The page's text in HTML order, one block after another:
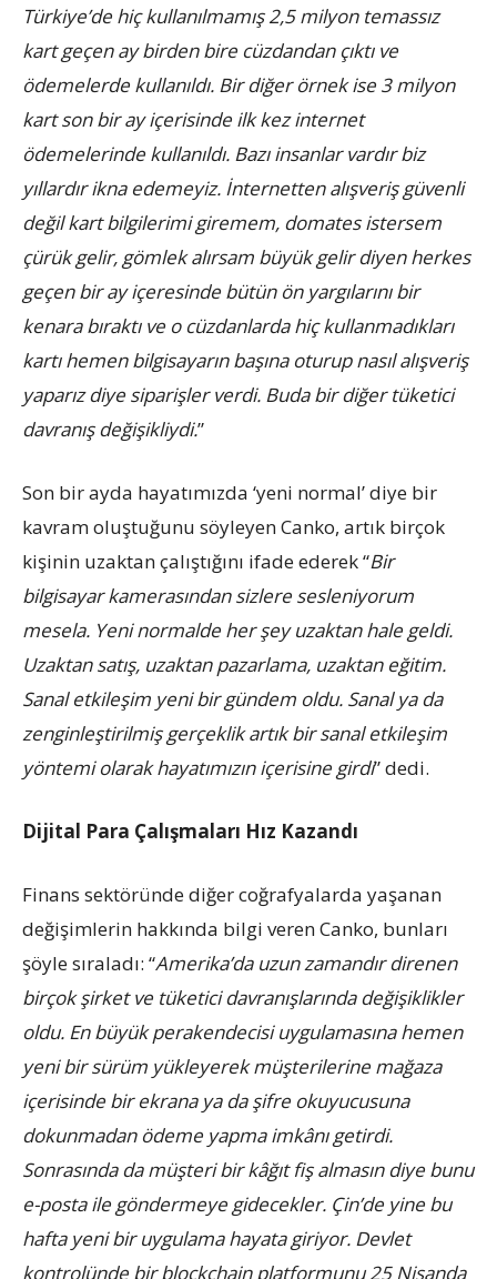
Türkiye’de hiç kullanılmamış 2,5 milyon temassız
kart geçen ay birden bire cüzdandan çıktı ve
ödemelerde kullanıldı. Bir diğer örnek ise 3 milyon
kart son bir ay içerisinde ilk kez internet
ödemelerinde kullanıldı. Bazı insanlar vardır biz
yıllardır ikna edemeyiz. İnternetten alışveriş güvenli
değil kart bilgilerimi giremem, domates istersem
çürük gelir, gömlek alırsam büyük gelir diyen herkes
geçen bir ay içeresinde bütün ön yargılarını bir
kenara bıraktı ve o cüzdanlarda hiç kullanmadıkları
kartı hemen bilgisayarın başına oturup nasıl alışveriş
yaparız diye siparişler verdi. Buda bir diğer tüketici
davranış değişikliydi.”
Son bir ayda hayatımızda ‘yeni normal’ diye bir
kavram oluştuğunu söyleyen Canko, artık birçok
kişinin uzaktan çalıştığını ifade ederek “Bir
bilgisayar kamerasından sizlere sesleniyorum
mesela. Yeni normalde her şey uzaktan hale geldi.
Uzaktan satış, uzaktan pazarlama, uzaktan eğitim.
Sanal etkileşim yeni bir gündem oldu. Sanal ya da
zenginleştirilmiş gerçeklik artık bir sanal etkileşim
yöntemi olarak hayatımızın içerisine girdi” dedi.
Dijital Para Çalışmaları Hız Kazandı
Finans sektöründe diğer coğrafyalarda yaşanan
değişimlerin hakkında bilgi veren Canko, bunları
şöyle sıraladı: “Amerika’da uzun zamandır direnen
birçok şirket ve tüketici davranışlarında değişiklikler
oldu. En büyük perakendecisi uygulamasına hemen
yeni bir sürüm yükleyerek müşterilerine mağaza
içerisinde bir ekrana ya da şifre okuyucusuna
dokunmadan ödeme yapma imkânı getirdi.
Sonrasında da müşteri bir kâğıt fiş almasın diye bunu
e-posta ile göndermeye gidecekler. Çin’de yine bu
hafta yeni bir uygulama hayata giriyor. Devlet
kontrolünde bir blockchain platformunu 25 Nisanda